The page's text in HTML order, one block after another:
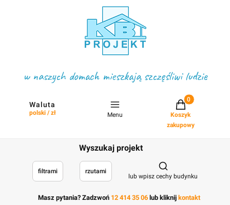
w naszych domach mieszkają szczęśliwi ludzie
Waluta
polski / zł Menu
Projekty w
Koszyk
zakupowy
Wyszukaj projekt
filtrami rzutami
Otwórz
lub wpisz cechy budynku
Masz pytania? Zadzwoń 12 414 35 06 lub kliknij kontakt